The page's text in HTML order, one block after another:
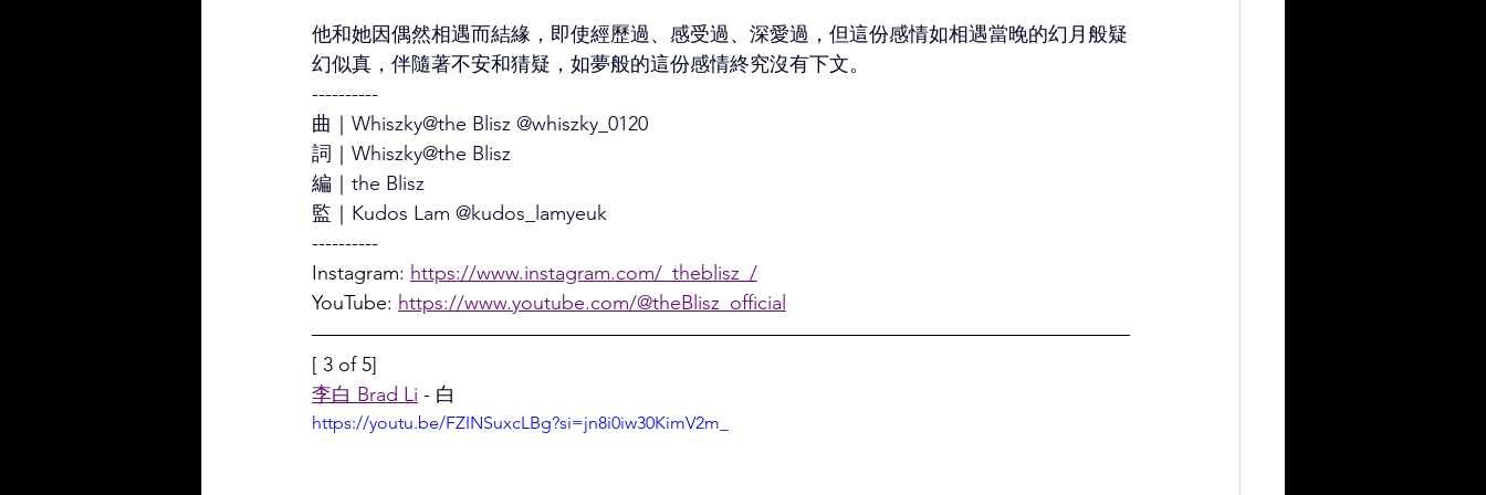
他和她因偶然相遇而結緣，即使經歷過、感受過、深愛過，但這份感情如相遇當晚的幻月般疑
幻似真，伴隨著不安和猜疑，如夢般的這份感情終究沒有下文。
----------
曲｜Whiszky@the Blisz @whiszky_0120
詞｜Whiszky@the Blisz
編｜the Blisz
監｜Kudos Lam @kudos_lamyeuk
----------
Instagram: https://www.instagram.com/_theblisz_/
YouTube: https://www.youtube.com/@theBlisz_official
[ 3 of 5]
李白 Brad Li - 白
https://youtu.be/FZINSuxcLBg?si=jn8i0iw30KimV2m_